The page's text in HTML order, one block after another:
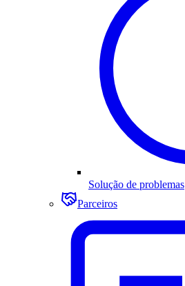
Solução de problemas
Parceiros